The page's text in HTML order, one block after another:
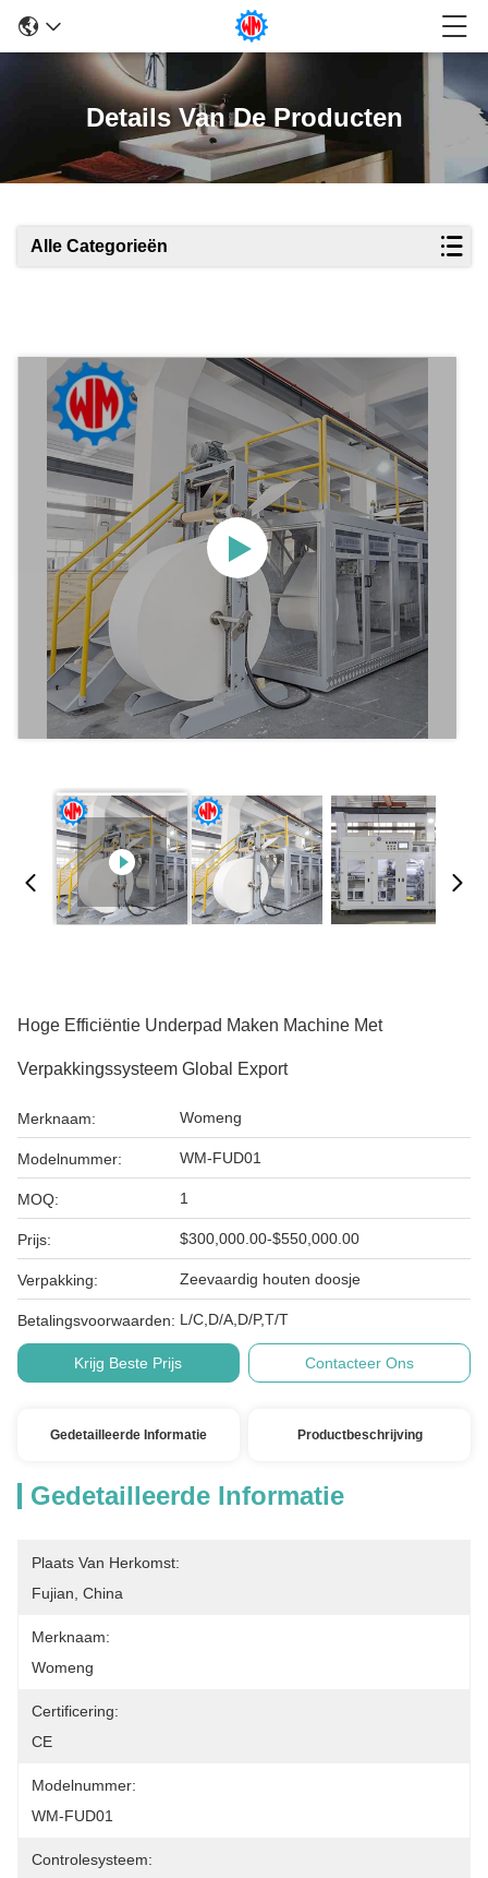
Details Van De Producten
Alle Categorieën
Hoge Efficiëntie Underpad Maken Machine Met
Verpakkingssysteem Global Export
Merknaam: Womeng
Modelnummer: WM-FUD01
MOQ: 1
Prijs: $300,000.00-$550,000.00
Verpakking: Zeevaardig houten doosje
Betalingsvoorwaarden: L/C,D/A,D/P,T/T
Krijg Beste Prijs Contacteer Ons
Gedetailleerde Informatie Productbeschrijving
Gedetailleerde Informatie
Plaats Van Herkomst:
Fujian, China
Merknaam:
Womeng
Certificering:
CE
Modelnummer:
WM-FUD01
Controlesysteem: